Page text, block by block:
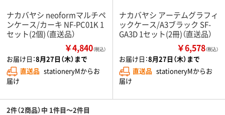
ナカバヤシ neoformマルチペ
ンケース/カーキ NF-PC01K 1
セット(2個)（直送品）
￥4,840（税込）
お届け日：8月27日（木）まで
直送品 stationeryMからお
届け
ナカバヤシ アーテムグラフィ
ックケース/A3ブラック SF-
GA3D 1セット(2冊)（直送品）
￥6,578（税込）
お届け日：8月27日（木）まで
直送品 stationeryMからお
届け
2件（2商品）中 1件目～2件目